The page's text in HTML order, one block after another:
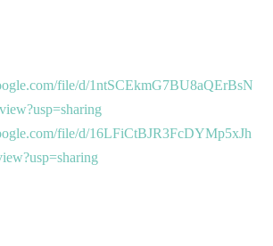
file/d/1ntSCEkmG7BU8aQErBsN
file/d/16LFiCtBJR3FcDYMp5xJh